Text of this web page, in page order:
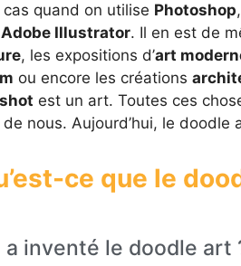
cas quand on utilise Photoshop,
Adobe Illustrator. Il en est de
, les expositions d’art
ou encore les créations
est un art. Toutes ces
de nous. Aujourd’hui, le
ce que le
a inventé le doodle art